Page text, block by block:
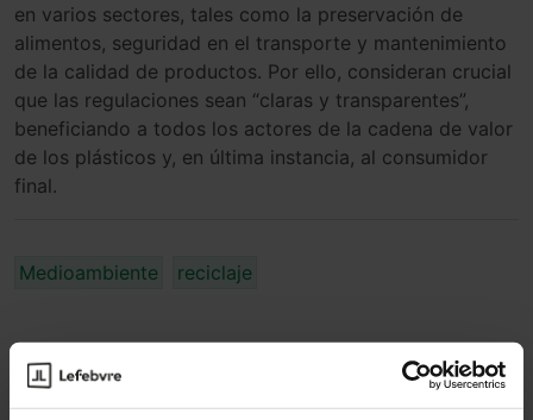
en varios sectores, tales como la preservación de
alimentos, seguridad en el transporte y mantenimiento
de la calidad de productos. Por ello, consideran crucial
que las regulaciones sean “claras y transparentes”,
beneficiando a todos los actores de la cadena de valor
de los plásticos y, en última instancia, al consumidor
final.
Medioambiente reciclaje